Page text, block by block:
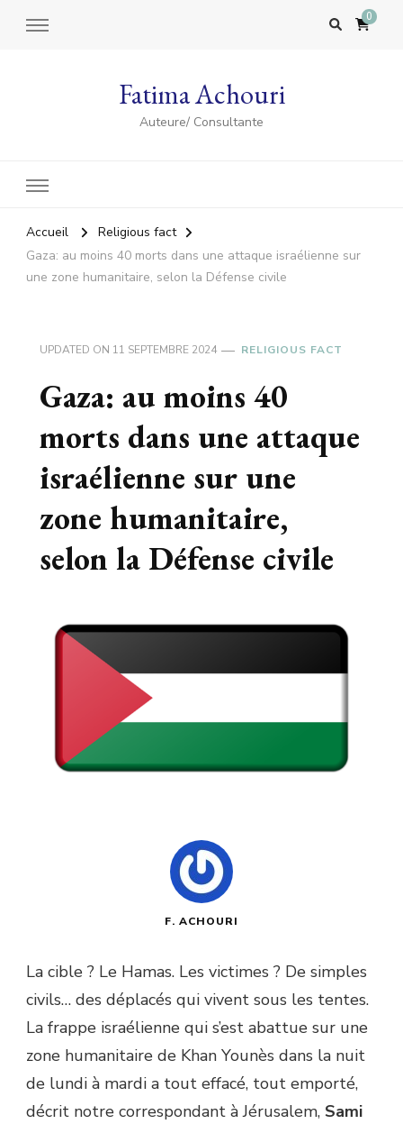
0
Fatima Achouri
Auteure/ Consultante
Accueil
Religious fact
Gaza: au moins 40 morts dans une attaque israélienne sur
une zone humanitaire, selon la Défense civile
UPDATED ON 11 SEPTEMBRE 2024 RELIGIOUS FACT
Gaza: au moins 40
morts dans une attaque
israélienne sur une
zone humanitaire,
selon la Défense civile
F. ACHOURI
La cible ? Le Hamas. Les victimes ? De simples
civils… des déplacés qui vivent sous les tentes.
La frappe israélienne qui s’est abattue sur une
zone humanitaire de Khan Younès dans la nuit
de lundi à mardi a tout effacé, tout emporté,
décrit notre correspondant à Jérusalem, Sami